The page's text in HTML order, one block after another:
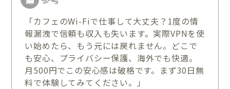
「カフェのWi-Fiで仕事して大丈夫？1度の情
報漏洩で信頼も収入も失います。実際VPNを使
い始めたら、もう元には戻れません。どこで
も安心、プライバシー保護、海外でも快適。
月500円でこの安心感は破格です。まず30日無
料で体験してみてください。」